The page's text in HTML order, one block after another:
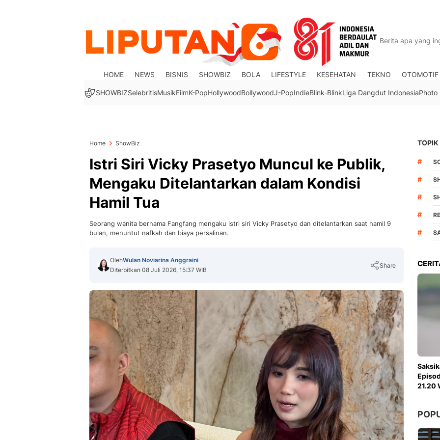
HOME NEWS BISNIS SHOWBIZ BOLA LIFESTYLE KESEHATAN TEKNO OTOMOTIF
SHOWBIZSelebritisMusikFilmK-PopHollywoodBollywoodJ-PopIndieBlink-BlinkLiga Dangdut IndonesiaPhoto
Home ShowBiz
Istri Siri Vicky Prasetyo Muncul ke Publik,
Mengaku Ditelantarkan dalam Kondisi
Hamil Tua
Seorang wanita bernama Fangfang mengaku istri siri Vicky Prasetyo dan ditelantarkan saat hamil 9
bulan, menuntut nafkah dan biaya persalinan.
OlehWulan Noviarina Anggraini
Diterbitkan 08 Juli 2026, 15:37 WIB
Share
Copy Link
TOPIK
#
#
#
#
#
21.20